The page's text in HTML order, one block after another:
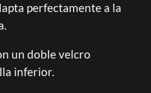
perfectamente a la
un doble velcro
inferior.